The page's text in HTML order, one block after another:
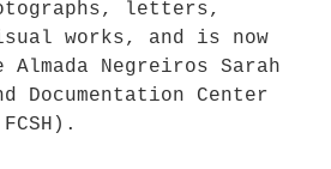
letters,
works, and is now
Negreiros Sarah
Documentation Center